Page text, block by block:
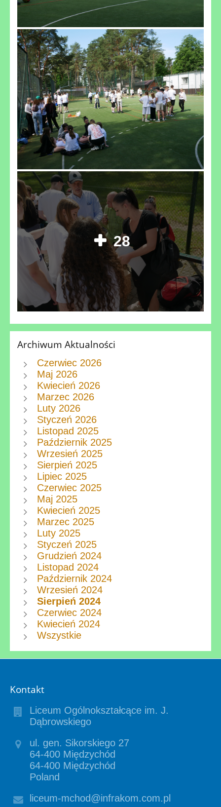
28
Archiwum Aktualności
Czerwiec 2026
Maj 2026
Kwiecień 2026
Marzec 2026
Luty 2026
Styczeń 2026
Listopad 2025
Październik 2025
Wrzesień 2025
Sierpień 2025
Lipiec 2025
Czerwiec 2025
Maj 2025
Kwiecień 2025
Marzec 2025
Luty 2025
Styczeń 2025
Grudzień 2024
Listopad 2024
Październik 2024
Wrzesień 2024
Sierpień 2024
Czerwiec 2024
Kwiecień 2024
Wszystkie
Kontakt
Liceum Ogólnokształcące im. J.
Dąbrowskiego
ul. gen. Sikorskiego 27
64-400 Międzychód
64-400 Międzychód
Poland
liceum-mchod@infrakom.com.pl